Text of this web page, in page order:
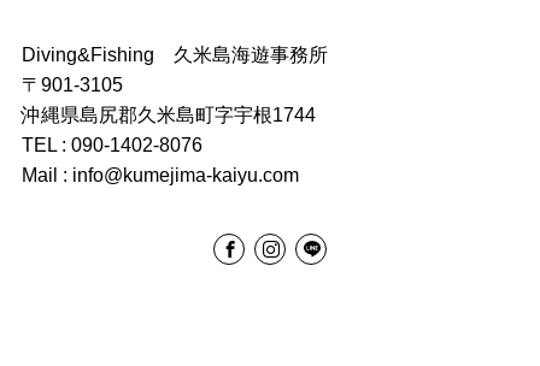
Diving&Fishing 久米島海遊事務所
〒901-3105
沖縄県島尻郡久米島町字宇根1744
TEL : 090-1402-8076
Mail : info@kumejima-kaiyu.com